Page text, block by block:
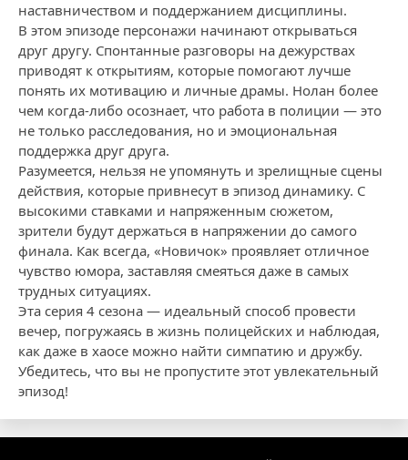
наставничеством и поддержанием дисциплины.
В этом эпизоде персонажи начинают открываться
друг другу. Спонтанные разговоры на дежурствах
приводят к открытиям, которые помогают лучше
понять их мотивацию и личные драмы. Нолан более
чем когда-либо осознает, что работа в полиции — это
не только расследования, но и эмоциональная
поддержка друг друга.
Разумеется, нельзя не упомянуть и зрелищные сцены
действия, которые привнесут в эпизод динамику. С
высокими ставками и напряженным сюжетом,
зрители будут держаться в напряжении до самого
финала. Как всегда, «Новичок» проявляет отличное
чувство юмора, заставляя смеяться даже в самых
трудных ситуациях.
Эта серия 4 сезона — идеальный способ провести
вечер, погружаясь в жизнь полицейских и наблюдая,
как даже в хаосе можно найти симпатию и дружбу.
Убедитесь, что вы не пропустите этот увлекательный
эпизод!